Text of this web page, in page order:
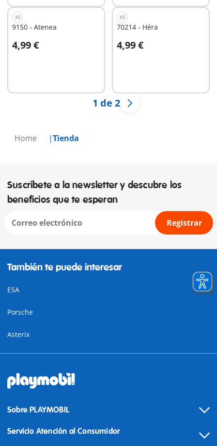
Home Tienda
XS
9150 - Atenea
4,99 €
A la cesta
XS
70214 - Héra
4,99 €
A la cesta
1 de 2
Suscríbete a la newsletter y descubre los
beneficios que te esperan
Registrar
También te puede interesar
ESA
Porsche
Asterix
Sobre PLAYMOBIL
Servicio Atención al Consumidor